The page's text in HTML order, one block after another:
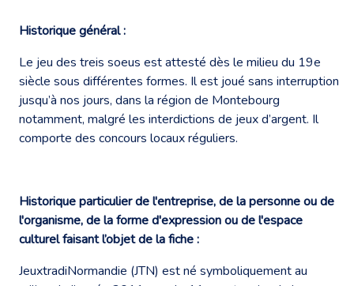
Historique général :
Le jeu des treis soeus est attesté dès le milieu du 19e
siècle sous différentes formes. Il est joué sans interruption
jusqu’à nos jours, dans la région de Montebourg
notamment, malgré les interdictions de jeux d’argent. Il
comporte des concours locaux réguliers.
Historique particulier de l'entreprise, de la personne ou de
l'organisme, de la forme d'expression ou de l'espace
culturel faisant l’objet de la fiche :
JeuxtradiNormandie (JTN) est né symboliquement au